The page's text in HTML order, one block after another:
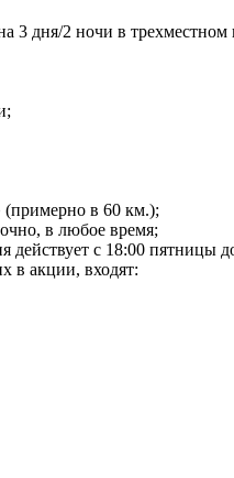
дня/2 ночи в трехместном
в 60 км.);
в любое время;
с 18:00 пятницы
в акции, входят: